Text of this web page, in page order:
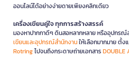
ออนไลน์ได้อย่างง่ายดายเพียงคลิกเดียว
เครื่องเขียนคู่ใจ ทุกการสร้างสรรค์
มองหาปากกาดีๆ ดินสอหลากหลาย หรืออุปกรณ์
เขียนและอุปกรณ์สำนักงานให้เลือกมากมาย ตั้ง
Rotringไปจนถึงกระดาษถ่ายเอกสารDOUBLE